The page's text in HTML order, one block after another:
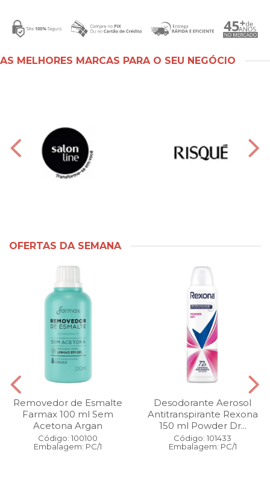
AS MELHORES MARCAS PARA O SEU NEGÓCIO
OFERTAS DA SEMANA
Removedor de Esmalte
Farmax 100 ml Sem
Acetona Argan
Código: 100100
Embalagem: PC/1
Desodorante Aerosol
Antitranspirante Rexona
150 ml Powder Dr...
Código: 101433
Embalagem: PC/1